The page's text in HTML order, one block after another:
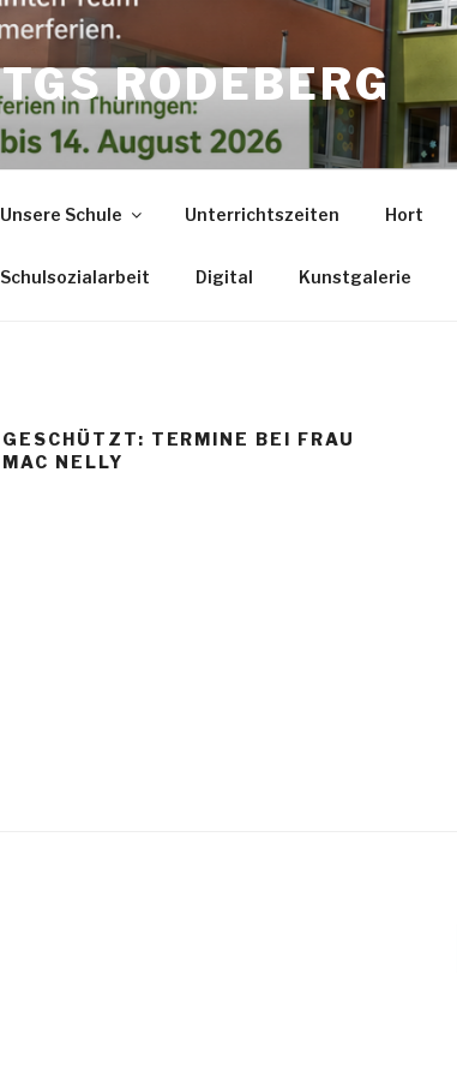
TGS RODEBERG
Unsere Schule Unterrichtszeiten Hort
Schulsozialarbeit Digital Kunstgalerie
GESCHÜTZT: TERMINE BEI FRAU
MAC NELLY